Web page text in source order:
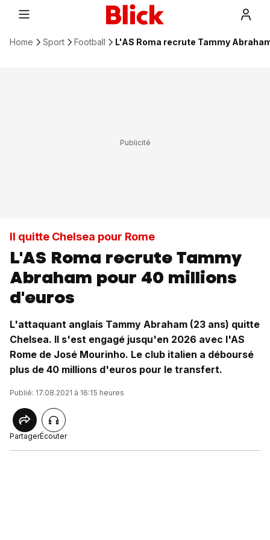
Home Sport Football L'AS Roma recrute Tammy
Il quitte Chelsea pour Rome
L'AS Roma recrute Tammy
Abraham pour 40 millions
d'euros
L'attaquant anglais Tammy Abraham (23 ans) quitte
Chelsea. Il s'est engagé jusqu'en 2026 avec l'AS
Rome de José Mourinho. Le club italien a déboursé
plus de 40 millions d'euros pour le transfert.
Publié: 17.08.2021 à 16:15 heures
PartagerÉcouter